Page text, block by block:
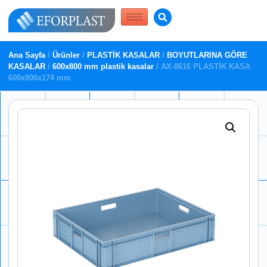
Ana Sayfa/ Ürünler / PLASTİK KASALAR / BOYUTLARINA GÖRE
KASALAR / 600x800 mm plastik kasalar / AX-8616 PLASTİK KASA
600x800x174 mm